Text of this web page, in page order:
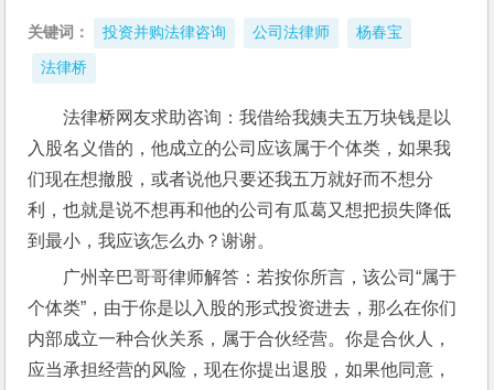
关键词： 投资并购法律咨询 公司法律师 杨春宝
法律桥
法律桥网友求助咨询：我借给我姨夫五万块钱是以
入股名义借的，他成立的公司应该属于个体类，如果我
们现在想撤股，或者说他只要还我五万就好而不想分
利，也就是说不想再和他的公司有瓜葛又想把损失降低
到最小，我应该怎么办？谢谢。
广州辛巴哥哥律师解答：若按你所言，该公司“属于
个体类”，由于你是以入股的形式投资进去，那么在你们
内部成立一种合伙关系，属于合伙经营。你是合伙人，
应当承担经营的风险，现在你提出退股，如果他同意，